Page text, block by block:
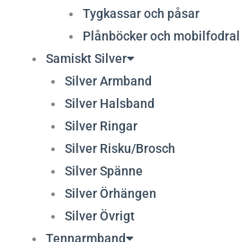
Tygkassar och påsar
Plånböcker och mobilfodral
Samiskt Silver
Silver Armband
Silver Halsband
Silver Ringar
Silver Risku/Brosch
Silver Spänne
Silver Örhängen
Silver Övrigt
Tennarmband